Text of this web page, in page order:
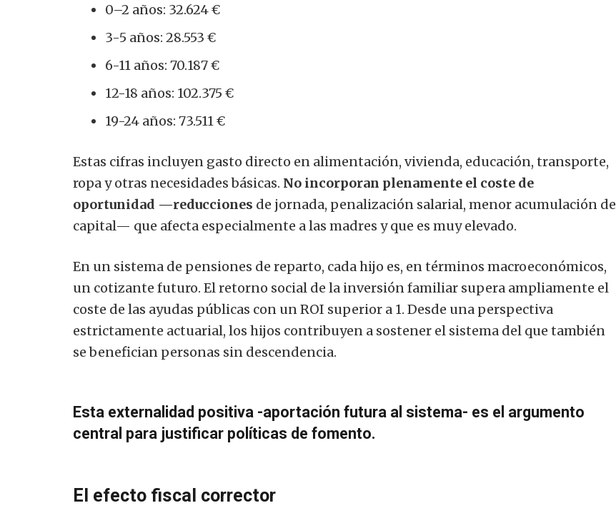
0–2 años: 32.624 €
3-5 años: 28.553 €
6-11 años: 70.187 €
12-18 años: 102.375 €
19-24 años: 73.511 €
Estas cifras incluyen gasto directo en alimentación, vivienda, educación, transporte,
ropa y otras necesidades básicas. No incorporan plenamente el coste de
oportunidad —reducciones de jornada, penalización salarial, menor acumulación de
capital— que afecta especialmente a las madres y que es muy elevado.
En un sistema de pensiones de reparto, cada hijo es, en términos macroeconómicos,
un cotizante futuro. El retorno social de la inversión familiar supera ampliamente el
coste de las ayudas públicas con un ROI superior a 1. Desde una perspectiva
estrictamente actuarial, los hijos contribuyen a sostener el sistema del que también
se benefician personas sin descendencia.
Esta externalidad positiva -aportación futura al sistema- es el argumento
central para justificar políticas de fomento.
El efecto fiscal corrector